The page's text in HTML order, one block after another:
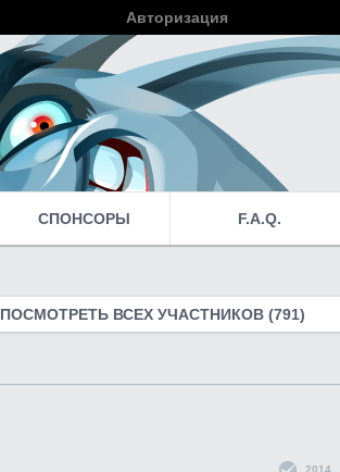
Авторизация
Войти
СПОНСОРЫ F.A.Q.
2014
ПОСМОТРЕТЬ ВСЕХ УЧАСТНИКОВ (791)